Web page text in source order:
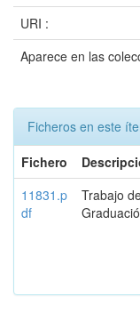
URI :
Aparece en las
Ficheros en este
Fichero
11831.p
df
Trabajo